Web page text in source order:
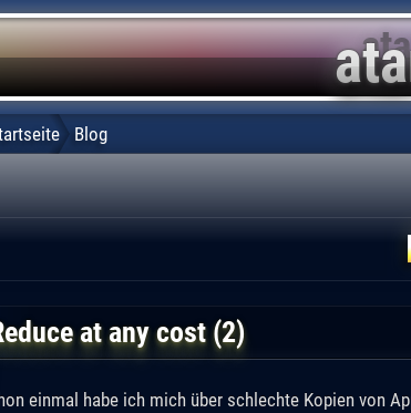
Blog
at any cost (2)
einmal habe ich mich über schlechte Kopien von